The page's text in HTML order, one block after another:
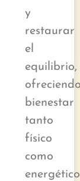
y
restaurar
el
equilibrio,
bienestar
tanto
físico
como